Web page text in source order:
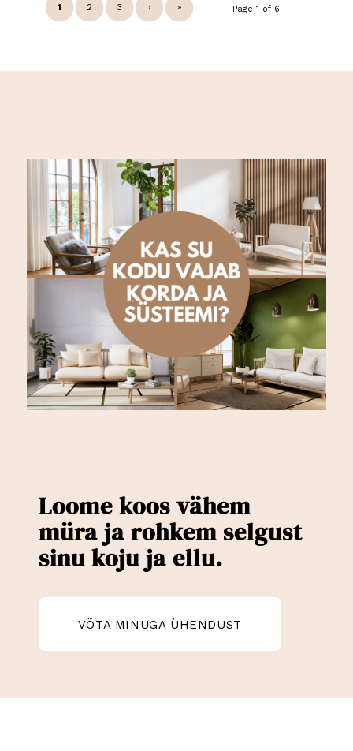
Page 1 of 6
1 2 3 › »
Loome koos vähem
müra ja rohkem selgust
sinu koju ja ellu.
VÕTA MINUGA ÜHENDUST